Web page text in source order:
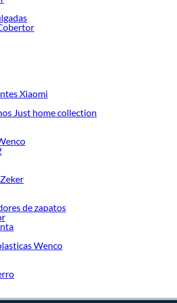
de productos de Parrilla a gas en Sodimac.
para tus proyectos de renovación y decoración.
Xiaomi
Just home collection
de zapatos
Wenco